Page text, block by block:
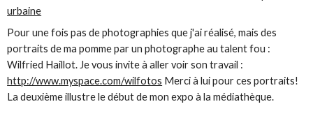
urbaine
Pour une fois pas de photographies que j'ai réalisé, mais des
portraits de ma pomme par un photographe au talent fou :
Wilfried Haillot. Je vous invite à aller voir son travail :
http://www.myspace.com/wilfotos Merci à lui pour ces portraits!
La deuxième illustre le début de mon expo à la médiathèque.